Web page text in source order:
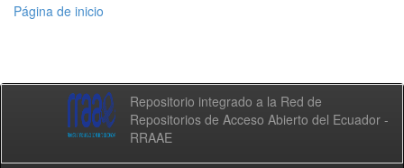
Página de inicio
Repositorio integrado a la Red de
Repositorios de Acceso Abierto del Ecuador -
RRAAE